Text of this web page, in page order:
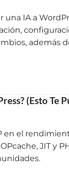
IA a
además
(Esto Te
en el
JIT y